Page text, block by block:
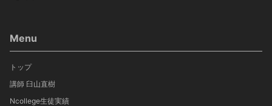
Menu
トップ
講師 臼山直樹
Ncollege生徒実績